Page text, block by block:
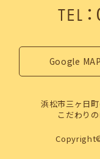
TEL：
Google MAP
浜松市三ヶ日
こだわり